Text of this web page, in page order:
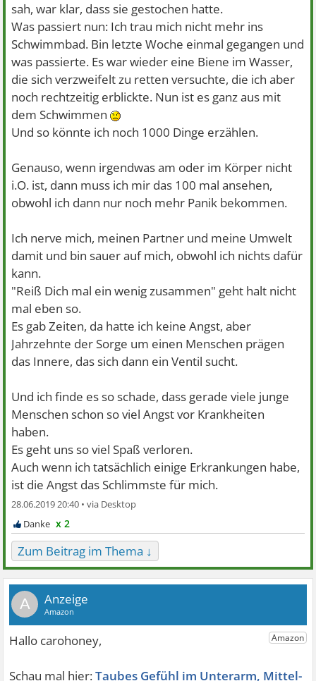
sah, war klar, dass sie gestochen hatte.
Was passiert nun: Ich trau mich nicht mehr ins
Schwimmbad. Bin letzte Woche einmal gegangen und
was passierte. Es war wieder eine Biene im Wasser,
die sich verzweifelt zu retten versuchte, die ich aber
noch rechtzeitig erblickte. Nun ist es ganz aus mit
dem Schwimmen
Und so könnte ich noch 1000 Dinge erzählen.
Genauso, wenn irgendwas am oder im Körper nicht
i.O. ist, dann muss ich mir das 100 mal ansehen,
obwohl ich dann nur noch mehr Panik bekommen.
Ich nerve mich, meinen Partner und meine Umwelt
damit und bin sauer auf mich, obwohl ich nichts dafür
kann.
"Reiß Dich mal ein wenig zusammen" geht halt nicht
mal eben so.
Es gab Zeiten, da hatte ich keine Angst, aber
Jahrzehnte der Sorge um einen Menschen prägen
das Innere, das sich dann ein Ventil sucht.
Und ich finde es so schade, dass gerade viele junge
Menschen schon so viel Angst vor Krankheiten
haben.
Es geht uns so viel Spaß verloren.
Auch wenn ich tatsächlich einige Erkrankungen habe,
ist die Angst das Schlimmste für mich.
28.06.2019 20:40 •
x 2
Zum Beitrag im Thema ↓
A
Taubes Gefühl im Unterarm, Mittel-